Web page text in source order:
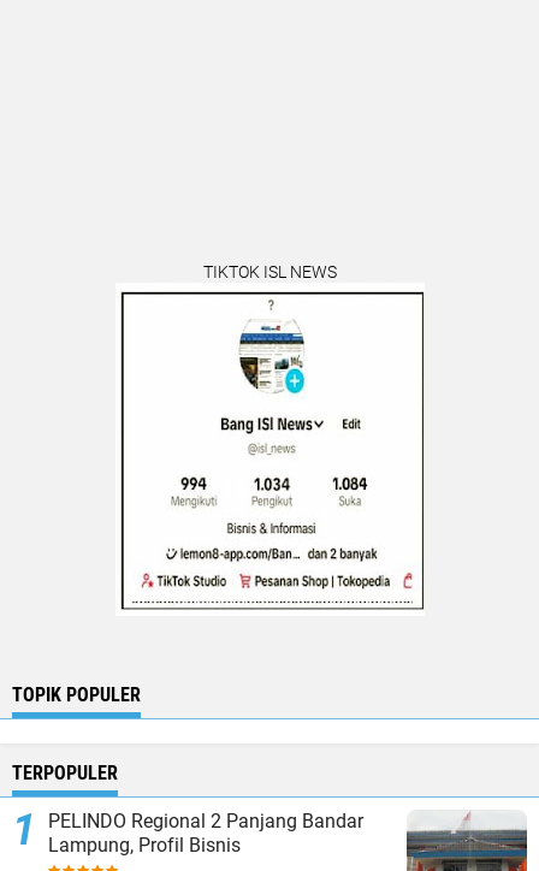
TIKTOK ISL NEWS
TOPIK POPULER
TERPOPULER
PELINDO Regional 2 Panjang Bandar
Lampung, Profil Bisnis